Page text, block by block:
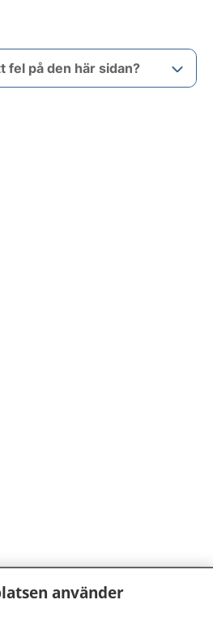
fel på den här sidan?
använder